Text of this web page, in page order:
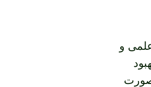
و